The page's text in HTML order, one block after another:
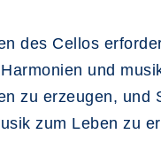
des Cellos
und
zu erzeugen, und
zum Leben zu